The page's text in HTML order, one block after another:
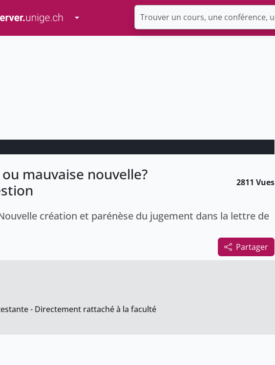
Toggle Dropdown
mauvaise nouvelle?
2811 Vues
création et parénèse du jugement dans la lettre de
Partager
- Directement rattaché à la faculté